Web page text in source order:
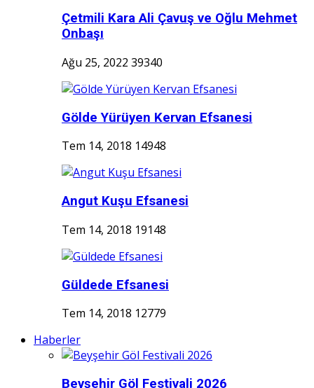
Çetmili Kara Ali Çavuş ve Oğlu Mehmet
Onbaşı
Ağu 25, 2022 39340
Gölde Yürüyen Kervan Efsanesi
Tem 14, 2018 14948
Angut Kuşu Efsanesi
Tem 14, 2018 19148
Güldede Efsanesi
Tem 14, 2018 12779
Haberler
Beyşehir Göl Festivali 2026